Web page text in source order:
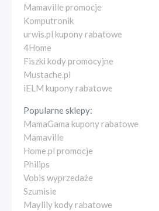
Mamaville promocje
Komputronik
urwis.pl kupony rabatowe
4Home
Fiszki kody promocyjne
Mustache.pl
iELM kupony rabatowe
Popularne sklepy:
MamaGama kupony rabatowe
Mamaville
Home.pl promocje
Philips
Vobis wyprzedaże
Szumisie
Maylily kody rabatowe